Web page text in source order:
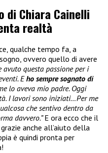
di Chiara Cainelli
realtà
qualche tempo fa, a
ovvero quello di avere
avuto questa passione per i
Eho sempre sognato di
lo aveva mio padre. Oggi
I lavori sono iniziati…Per me
che sentivo dentro da
davvero.”E ora ecco che il
anche all’aiuto della
è quindi pronta per